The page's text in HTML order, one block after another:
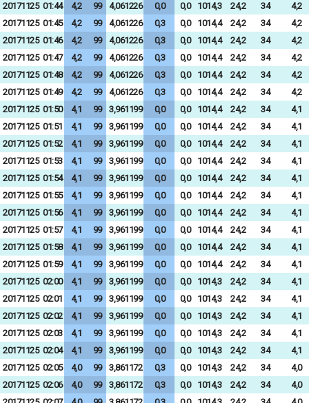
20171125 01:44 4,2 99 4,061226 0,0 0,0 1014,3 24,2 34
4,2
20171125 01:45 4,2 99 4,061226 0,3 0,0 1014,4 24,2 34
4,2
20171125 01:46 4,2 99 4,061226 0,3 0,0 1014,4 24,2 34
4,2
20171125 01:47 4,2 99 4,061226 0,3 0,0 1014,4 24,2 34
4,2
20171125 01:48 4,2 99 4,061226 0,3 0,0 1014,4 24,2 34
4,2
20171125 01:49 4,2 99 4,061226 0,3 0,0 1014,4 24,2 34
4,2
20171125 01:50 4,1 99 3,961199 0,0 0,0 1014,4 24,2 34
4,1
20171125 01:51 4,1 99 3,961199 0,0 0,0 1014,4 24,2 34
4,1
20171125 01:52 4,1 99 3,961199 0,0 0,0 1014,4 24,2 34
4,1
20171125 01:53 4,1 99 3,961199 0,0 0,0 1014,4 24,2 34
4,1
20171125 01:54 4,1 99 3,961199 0,0 0,0 1014,4 24,2 34
4,1
20171125 01:55 4,1 99 3,961199 0,0 0,0 1014,4 24,2 34
4,1
20171125 01:56 4,1 99 3,961199 0,0 0,0 1014,4 24,2 34
4,1
20171125 01:57 4,1 99 3,961199 0,0 0,0 1014,4 24,2 34
4,1
20171125 01:58 4,1 99 3,961199 0,0 0,0 1014,4 24,2 34
4,1
20171125 01:59 4,1 99 3,961199 0,0 0,0 1014,4 24,2 34
4,1
20171125 02:00 4,1 99 3,961199 0,0 0,0 1014,3 24,2 34
4,1
20171125 02:01 4,1 99 3,961199 0,0 0,0 1014,3 24,2 34
4,1
20171125 02:02 4,1 99 3,961199 0,0 0,0 1014,3 24,2 34
4,1
20171125 02:03 4,1 99 3,961199 0,0 0,0 1014,3 24,2 34
4,1
20171125 02:04 4,1 99 3,961199 0,0 0,0 1014,3 24,2 34
4,1
20171125 02:05 4,0 99 3,861172 0,3 0,0 1014,3 24,2 34
4,0
20171125 02:06 4,0 99 3,861172 0,3 0,0 1014,3 24,2 34
4,0